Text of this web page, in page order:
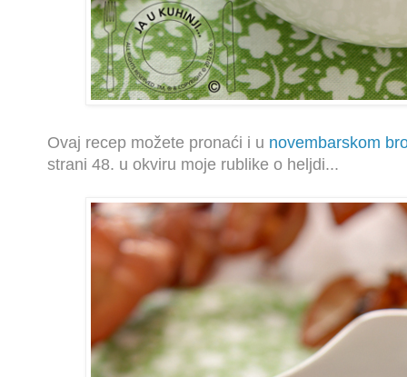
Ovaj recep možete pronaći i u novembarskom
strani 48. u okviru moje rublike o heljdi...